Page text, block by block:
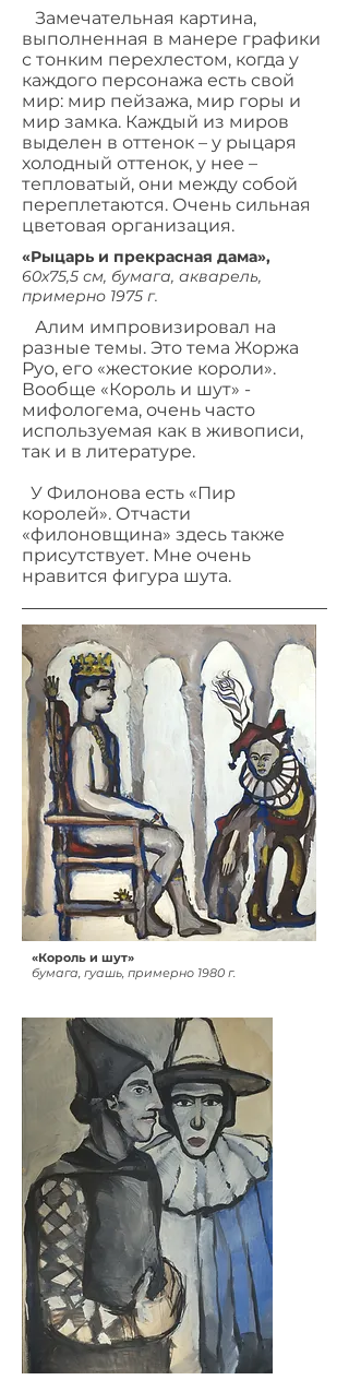
Замечательная картина,
выполненная в манере графики
с тонким перехлестом, когда у
каждого персонажа есть свой
мир: мир пейзажа, мир горы и
мир замка. Каждый из миров
выделен в оттенок – у рыцаря
холодный оттенок, у нее –
тепловатый, они между собой
переплетаются. Очень сильная
цветовая организация.
«Рыцарь и прекрасная дама»,
60х75,5 см, бумага, акварель,
примерно 1975 г.
Алим импровизировал на
разные темы. Это тема Жоржа
Руо, его «жестокие короли».
Вообще «Король и шут» -
мифологема, очень часто
используемая как в живописи,
так и в литературе.
У Филонова есть «Пир
королей». Отчасти
«филоновщина» здесь также
присутствует. Мне очень
нравится фигура шута.
«Король и шут»
бумага, гуашь, примерно 1980 г.